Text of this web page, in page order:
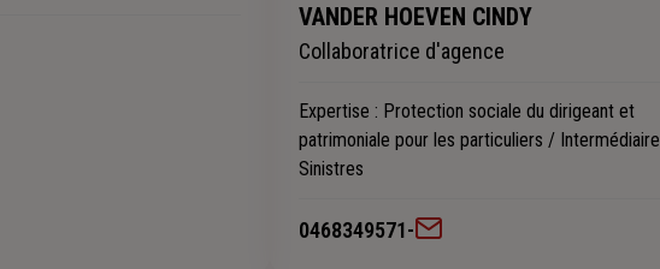
VANDER HOEVEN CINDY
Collaboratrice d'agence
Expertise : Protection sociale du dirigeant et
patrimoniale pour les particuliers / Intermédiaire
Sinistres
0468349571-